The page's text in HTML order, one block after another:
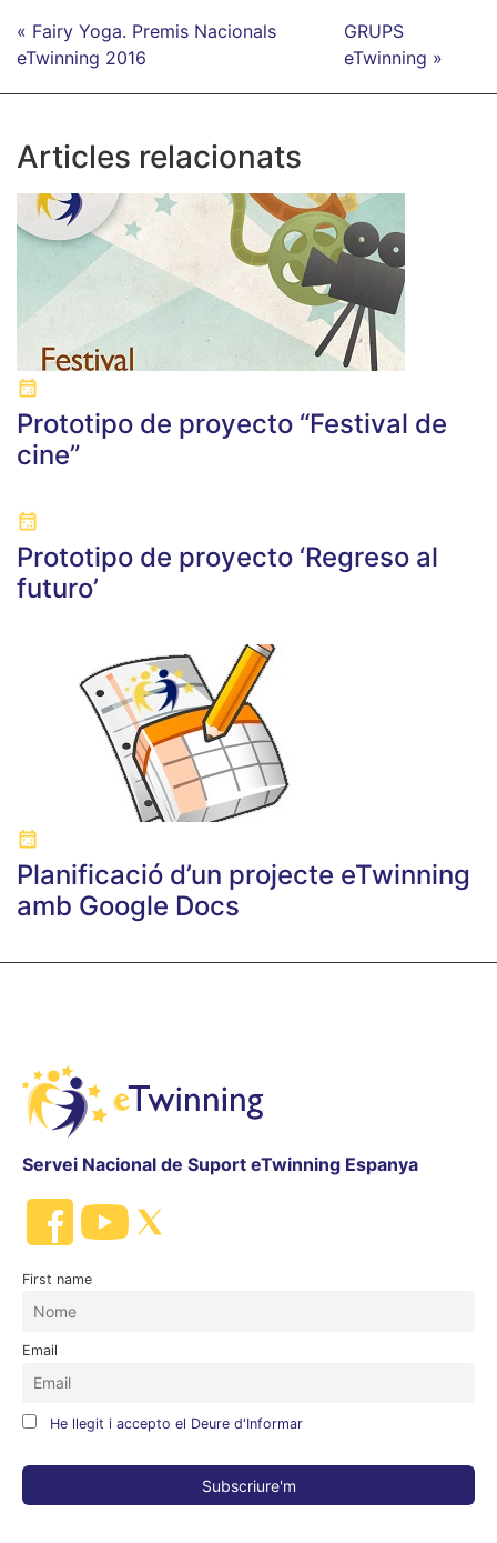
« Fairy Yoga. Premis Nacionals
eTwinning 2016
GRUPS
eTwinning »
Articles relacionats
Prototipo de proyecto “Festival de
cine”
Prototipo de proyecto ‘Regreso al
futuro’
Planificació d’un projecte eTwinning
amb Google Docs
Servei Nacional de Suport eTwinning Espanya
First name
Email
He llegit i accepto el Deure d'Informar